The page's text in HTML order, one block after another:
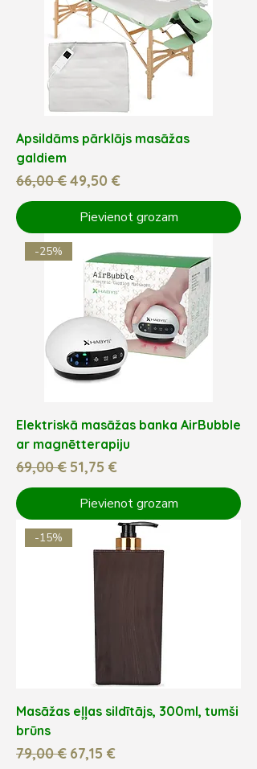
Apsildāms pārklājs masāžas
galdiem
Parastā cena
66,00 €Izpārdošanas cena
49,50 €
Pievienot grozam
-25%
Elektriskā masāžas banka AirBubble
ar magnētterapiju
Parastā cena
69,00 € Izpārdošanas cena
51,75 €
Pievienot grozam
-15%
Masāžas eļļas sildītājs, 300ml, tumši
brūns
Parastā cena
79,00 € Izpārdošanas cena
67,15 €